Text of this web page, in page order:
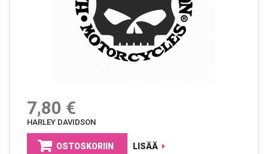
7,80 €
HARLEY DAVIDSON
OSTOSKORIIN LISÄÄ